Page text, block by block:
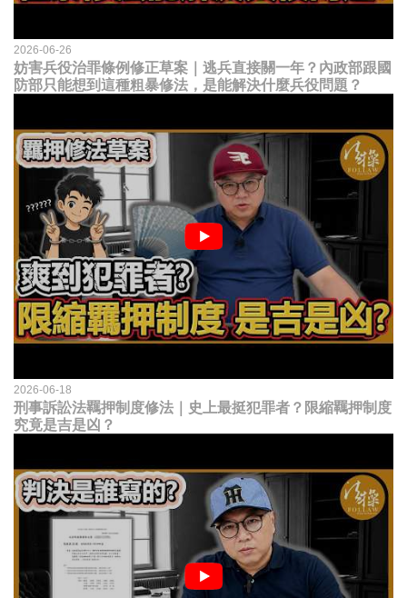
2026-06-26
妨害兵役治罪條例修正草案｜逃兵直接關一年？內政部跟國
防部只能想到這種粗暴修法，是能解決什麼兵役問題？
2026-06-18
刑事訴訟法羈押制度修法｜史上最挺犯罪者？限縮羈押制度
究竟是吉是凶？